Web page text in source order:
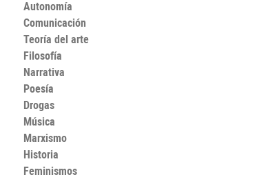
Autonomía
Comunicación
Teoría del arte
Filosofía
Narrativa
Poesía
Drogas
Música
Marxismo
Historia
Feminismos